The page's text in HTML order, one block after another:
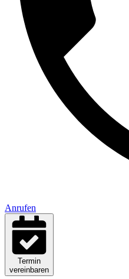
Anrufen
Termin
vereinbaren